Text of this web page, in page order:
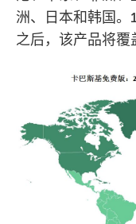
洲、日本和韩国。
之后，该产品将覆